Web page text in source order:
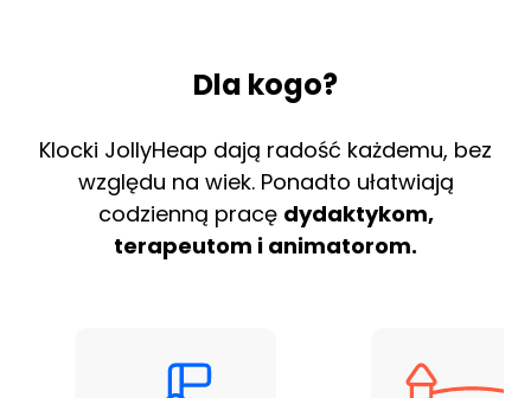
Dla kogo?
Klocki JollyHeap dają radość każdemu, bez
względu na wiek. Ponadto ułatwiają
codzienną pracę dydaktykom,
terapeutom i animatorom.